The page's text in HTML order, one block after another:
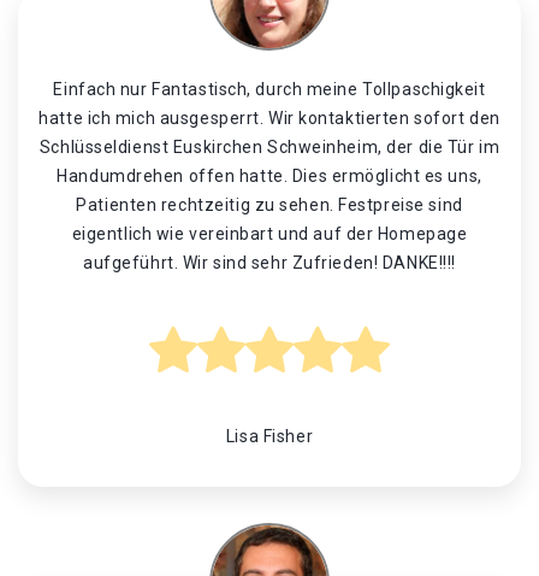
Einfach nur Fantastisch, durch meine Tollpaschigkeit
hatte ich mich ausgesperrt. Wir kontaktierten sofort den
Schlüsseldienst Euskirchen Schweinheim, der die Tür im
Handumdrehen offen hatte. Dies ermöglicht es uns,
Patienten rechtzeitig zu sehen. Festpreise sind
eigentlich wie vereinbart und auf der Homepage
aufgeführt. Wir sind sehr Zufrieden! DANKE!!!!
Lisa Fisher